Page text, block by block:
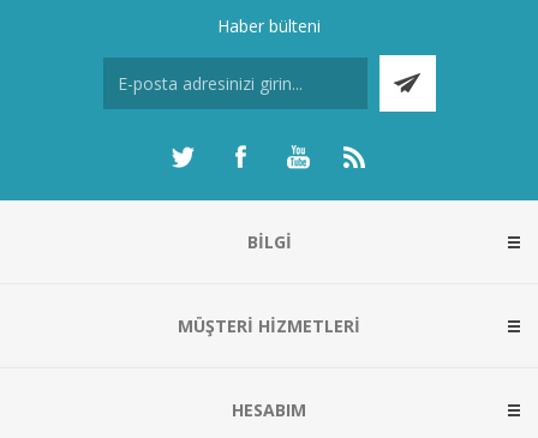
Haber bülteni
BILGI
MÜŞTERI HIZMETLERI
HESABIM